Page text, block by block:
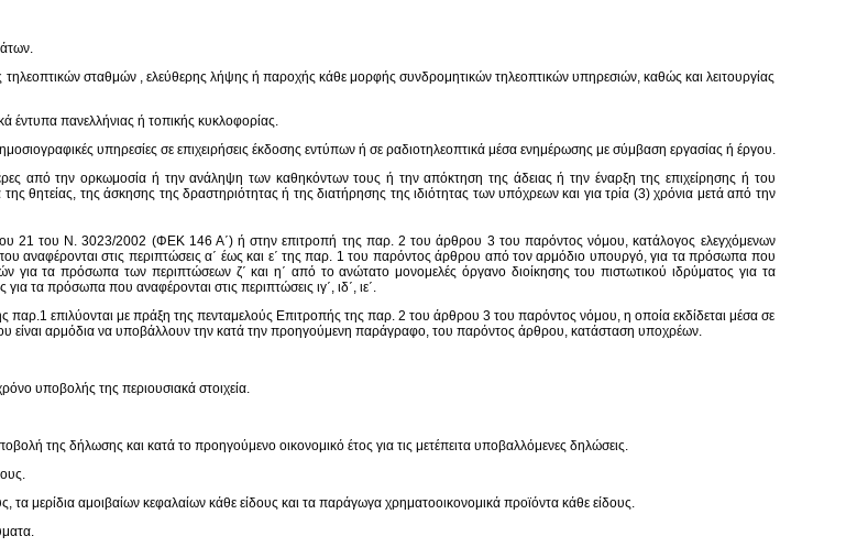
τηλεοπτικών σταθμών , ελεύθερης λήψης ή παροχής κάθε μορφής συνδρομητικών τηλεοπτικών υπηρεσιών, καθώς και λειτουργίας
έντυπα πανελλήνιας ή τοπικής κυκλοφορίας.
υπηρεσίες σε επιχειρήσεις έκδοσης εντύπων ή σε ραδιοτηλεοπτικά μέσα ενημέρωσης με σύμβαση εργασίας ή έργου.
από την ορκωμοσία ή την ανάληψη των καθηκόντων τους ή την απόκτηση της άδειας ή την έναρξη της επιχείρησης ή του
θητείας, της άσκησης της δραστηριότητας ή της διατήρησης της ιδιότητας των υπόχρεων και για τρία (3) χρόνια μετά από την
21 του Ν. 3023/2002 (ΦΕΚ 146 Α΄) ή στην επιτροπή της παρ. 2 του άρθρου 3 του παρόντος νόμου, κατάλογος ελεγχόμενων
στις περιπτώσεις α΄ έως και ε΄ της παρ. 1 του παρόντος άρθρου από τον αρμόδιο υπουργό, για τα πρόσωπα που
για τα πρόσωπα των περιπτώσεων ζ΄ και η΄ από το ανώτατο μονομελές όργανο διοίκησης του πιστωτικού ιδρύματος για τα
τα πρόσωπα που αναφέρονται στις περιπτώσεις ιγ΄, ιδ΄, ιε΄.
παρ.1 επιλύονται με πράξη της πενταμελούς Επιτροπής της παρ. 2 του άρθρου 3 του παρόντος νόμου, η οποία εκδίδεται μέσα σε
είναι αρμόδια να υποβάλλουν την κατά την προηγούμενη παράγραφο, του παρόντος άρθρου, κατάσταση υποχρέων.
υποβολής της περιουσιακά στοιχεία.
της δήλωσης και κατά το προηγούμενο οικονομικό έτος για τις μετέπειτα υποβαλλόμενες δηλώσεις.
μερίδια αμοιβαίων κεφαλαίων κάθε είδους και τα παράγωγα χρηματοοικονομικά προϊόντα κάθε είδους.